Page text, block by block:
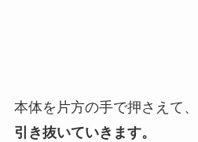
本体を片方の手で押さえて、
引き抜いていきます。